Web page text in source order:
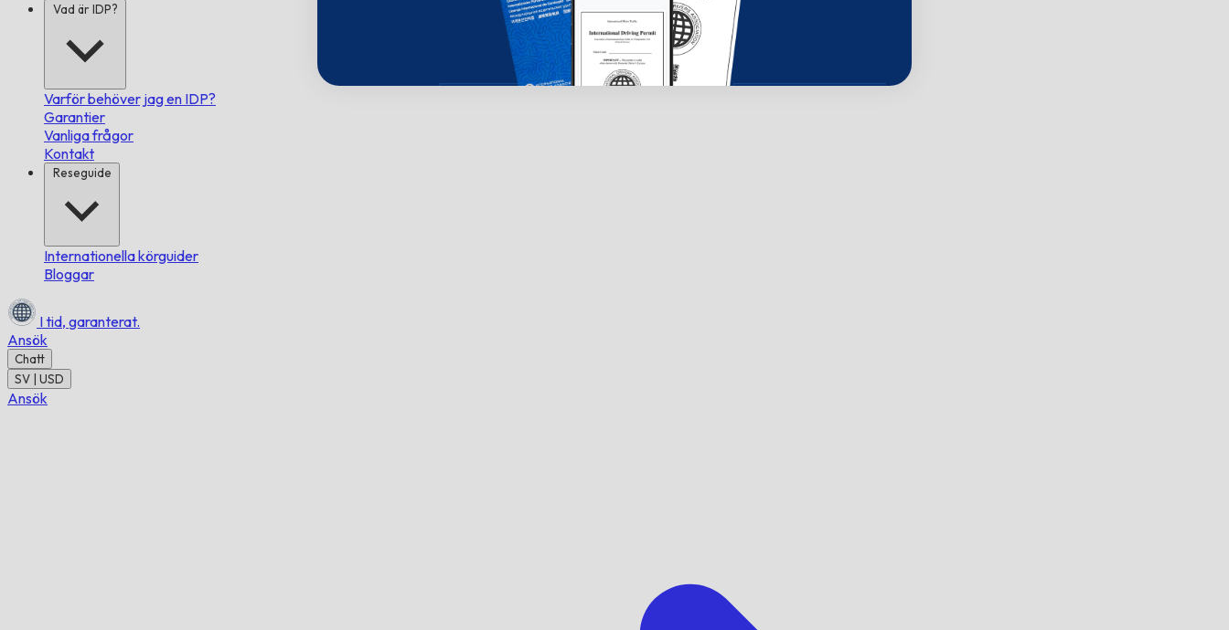
Vad är IDP?
Varför behöver jag en IDP?
Garantier
Vanliga frågor
Kontakt
Reseguide
Internationella körguider
Bloggar
I tid, garanterat.
Ansök
Chatt
SV | USD
Ansök